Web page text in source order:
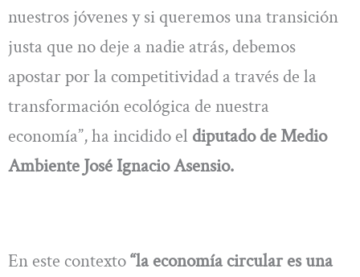
nuestros jóvenes y si queremos una transición
justa que no deje a nadie atrás, debemos
apostar por la competitividad a través de la
transformación ecológica de nuestra
economía”, ha incidido el diputado de Medio
Ambiente José Ignacio Asensio.
En este contexto“la economía circular es una